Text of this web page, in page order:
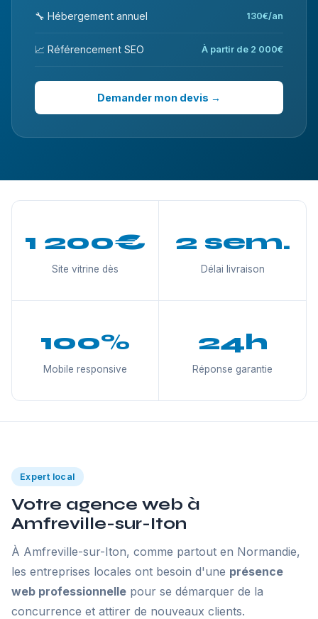
🔧 Hébergement annuel 130€/an
📈 Référencement SEO À partir de 2 000€
Demander mon devis →
1 200€
Site vitrine dès
2 sem.
Délai livraison
100%
Mobile responsive
24h
Réponse garantie
Expert local
Votre agence web à
Amfreville-sur-Iton
À Amfreville-sur-Iton, comme partout en Normandie,
les entreprises locales ont besoin d'une présence
web professionnelle pour se démarquer de la
concurrence et attirer de nouveaux clients.